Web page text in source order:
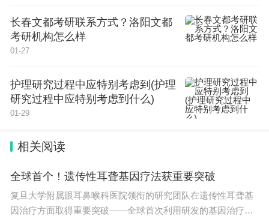
2024年美术联考地点介绍如下：
河南、天津、吉林、黑龙江、上海、浙江、安徽、福
建、山东、湖南、广东、广西、四川和宁夏等15个
选择的考点来确定。比如北京市的美术联考在网上进
试地点。
长春文都考研联系方式？洛阳文都
考研机构怎么样
01-27
护理研究过程中应特别考虑到(护理
研究过程中应特别考虑到什么)
01-29
相关阅读
全球首个！遗传性耳聋基因疗法获重要突破
复旦大学附属眼耳鼻喉科医院领衔的研究团队在遗传性耳聋基
因治疗方面取得重要突破——全球首次利用研发的基因治疗药